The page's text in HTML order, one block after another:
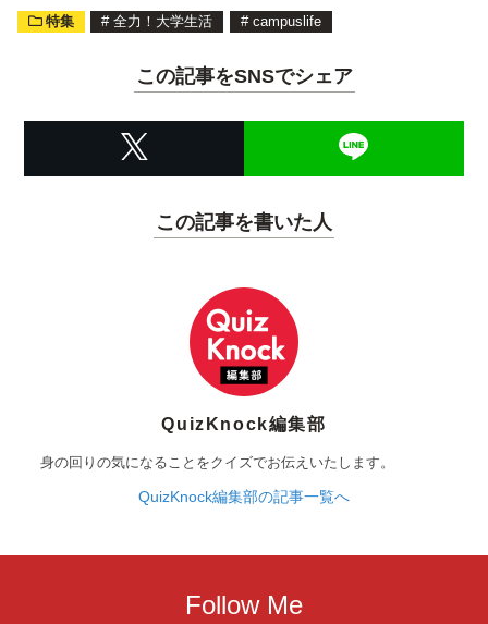
特集 # 全力！大学生活 # campuslife
この記事をSNSでシェア
この記事を書いた人
QuizKnock編集部
身の回りの気になることをクイズでお伝えいたします。
QuizKnock編集部の記事一覧へ
Follow Me